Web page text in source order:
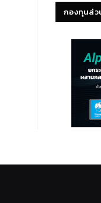
กองทุนส่ว